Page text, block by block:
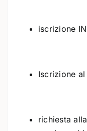
iscrizione
Iscrizione al
richiesta